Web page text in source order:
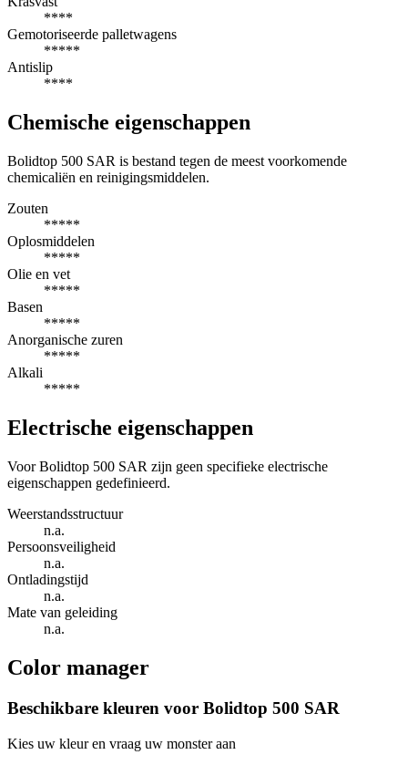
****
Gemotoriseerde palletwagens
*****
Antislip
****
Chemische eigenschappen
Bolidtop 500 SAR is bestand tegen de meest voorkomende
chemicaliën en reinigingsmiddelen.
Zouten
*****
Oplosmiddelen
*****
Olie en vet
*****
Basen
*****
Anorganische zuren
*****
Alkali
*****
Electrische eigenschappen
Voor Bolidtop 500 SAR zijn geen specifieke electrische
eigenschappen gedefinieerd.
Weerstandsstructuur
n.a.
Persoonsveiligheid
n.a.
Ontladingstijd
n.a.
Mate van geleiding
n.a.
Color manager
Beschikbare kleuren voor Bolidtop 500 SAR
Kies uw kleur en vraag uw monster aan